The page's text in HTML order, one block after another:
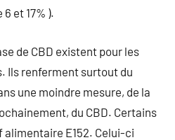
et 17% ).
de CBD existent pour les
Ils renferment surtout du
une moindre mesure, de la
du CBD. Certains
alimentaire E152. Celui-ci